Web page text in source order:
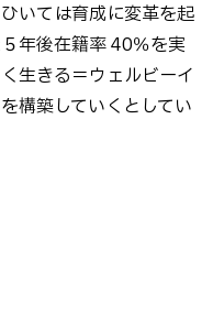
いては育成に変革を起
年後在籍率 40％を実
生きる＝ウェルビーイ
構築していくとしてい